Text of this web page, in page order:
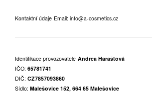
Kontaktní údaje Email: info@a-cosmetics.cz
Identifikace provozovatele Andrea Haraštová
IČO: 65781741
DIČ: CZ7857093860
Sídlo: Malešovice 152, 664 65 Malešovice